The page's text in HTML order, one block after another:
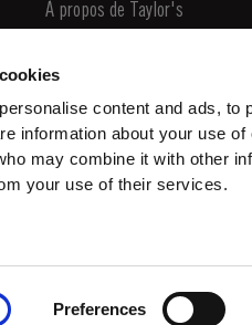
content and ads,
information about your use
may combine it with other
your use of their services.
Preferences
À propos de Taylor's
Contactez-nous